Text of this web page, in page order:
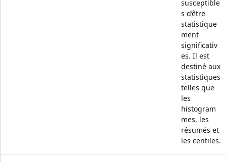
susceptible
s d’être
statistique
ment
significativ
es. Il est
destiné aux
statistiques
telles que
les
histogram
mes, les
résumés et
les centiles.